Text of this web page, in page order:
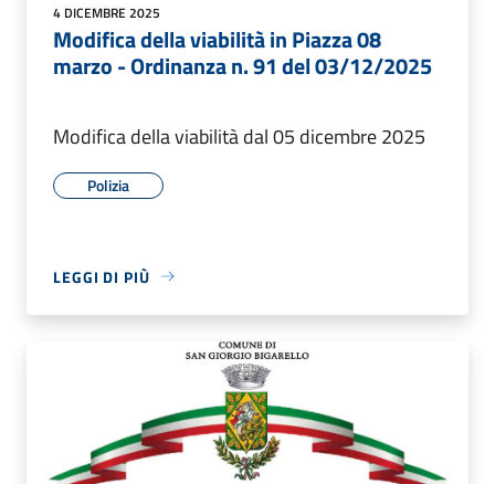
4 DICEMBRE 2025
Modifica della viabilità in Piazza 08
marzo - Ordinanza n. 91 del 03/12/2025
Modifica della viabilità dal 05 dicembre 2025
Polizia
LEGGI DI PIÙ